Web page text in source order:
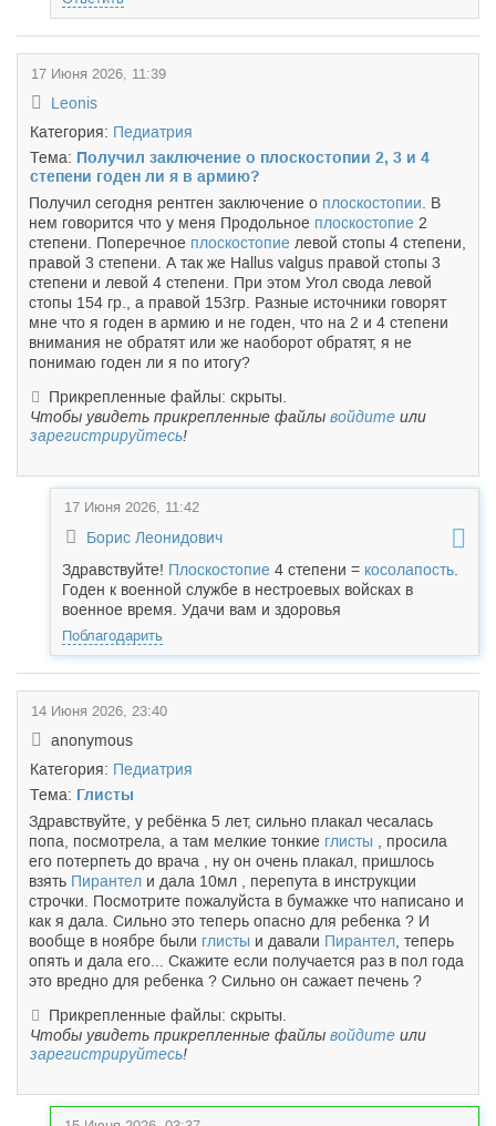
17 Июня 2026, 11:39
Leonis
Категория: Педиатрия
Тема: Получил заключение о плоскостопии 2, 3 и 4
степени годен ли я в армию?
Получил сегодня рентген заключение о плоскостопии . В
нем говорится что у меня Продольное плоскостопие 2
степени. Поперечное плоскостопие левой стопы 4 степени,
правой 3 степени. А так же Hallus valgus правой стопы 3
степени и левой 4 степени. При этом Угол свода левой
стопы 154 гр., а правой 153гр. Разные источники говорят
мне что я годен в армию и не годен, что на 2 и 4 степени
внимания не обратят или же наоборот обратят, я не
понимаю годен ли я по итогу?
Прикрепленные файлы: скрыты.
Чтобы увидеть прикрепленные файлы войдите или
зарегистрируйтесь!
17 Июня 2026, 11:42
Борис Леонидович
Здравствуйте! Плоскостопие 4 степени = косолапость
Годен к военной службе в нестроевых войсках в
военное время. Удачи вам и здоровья
Поблагодарить
14 Июня 2026, 23:40
anonymous
Категория: Педиатрия
Тема: Глисты
Здравствуйте, у ребёнка 5 лет, сильно плакал чесалась
попа, посмотрела, а там мелкие тонкие глисты , просила
его потерпеть до врача , ну он очень плакал, пришлось
взять Пирантел и дала 10мл , перепута в инструкции
строчки. Посмотрите пожалуйста в бумажке что написано и
как я дала. Сильно это теперь опасно для ребенка ? И
вообще в ноябре были глисты и давали Пирантел , теперь
опять и дала его... Скажите если получается раз в пол года
это вредно для ребенка ? Сильно он сажает печень ?
Прикрепленные файлы: скрыты.
Чтобы увидеть прикрепленные файлы войдите или
зарегистрируйтесь!